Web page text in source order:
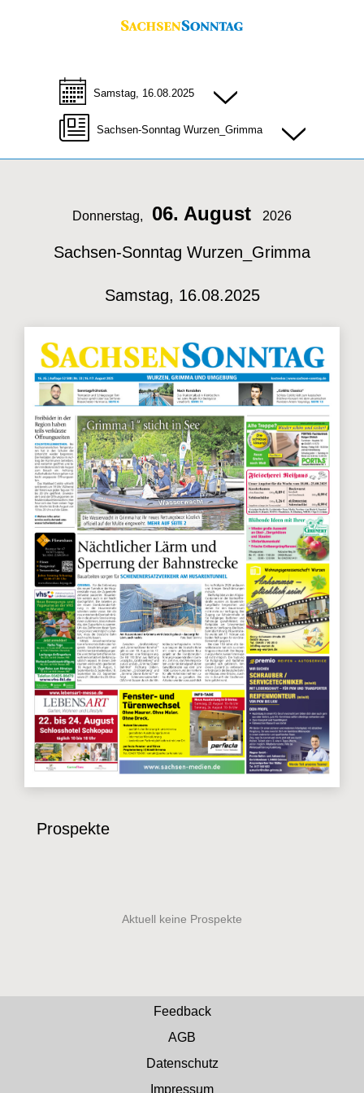
Samstag, 16.08.2025
Sachsen-Sonntag Wurzen_Grimma
Donnerstag, 06. August 2026
Sachsen-Sonntag Wurzen_Grimma
Samstag, 16.08.2025
Prospekte
Feedback
AGB
Datenschutz
Impressum